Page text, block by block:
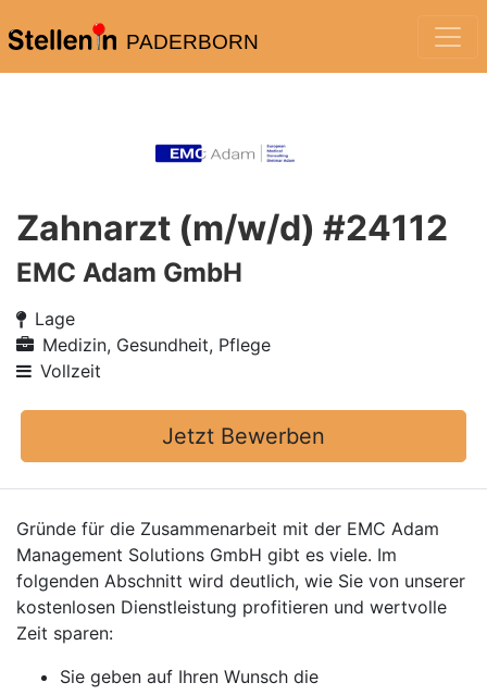
PADERBORN
Zahnarzt (m/w/d) #24112
EMC Adam GmbH
Lage
Medizin, Gesundheit, Pflege
Vollzeit
Jetzt Bewerben
Gründe für die Zusammenarbeit mit der EMC Adam
Management Solutions GmbH gibt es viele. Im
folgenden Abschnitt wird deutlich, wie Sie von unserer
kostenlosen Dienstleistung profitieren und wertvolle
Zeit sparen:
Sie geben auf Ihren Wunsch die